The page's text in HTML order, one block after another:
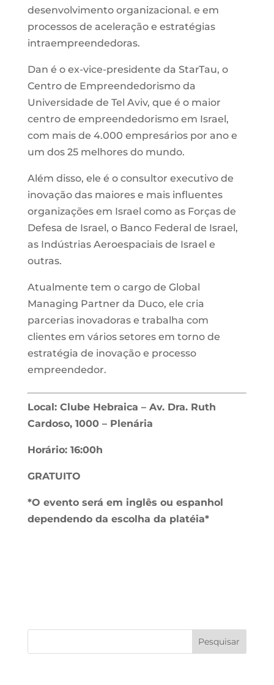
desenvolvimento organizacional. e em
processos de aceleração e estratégias
intraempreendedoras.
Dan é o ex-vice-presidente da StarTau, o
Centro de Empreendedorismo da
Universidade de Tel Aviv, que é o maior
centro de empreendedorismo em Israel,
com mais de 4.000 empresários por ano e
um dos 25 melhores do mundo.
Além disso, ele é o consultor executivo de
inovação das maiores e mais influentes
organizações em Israel como as Forças de
Defesa de Israel, o Banco Federal de Israel,
as Indústrias Aeroespaciais de Israel e
outras.
Atualmente tem o cargo de Global
Managing Partner da Duco, ele cria
parcerias inovadoras e trabalha com
clientes em vários setores em torno de
estratégia de inovação e processo
empreendedor.
Local: Clube Hebraica – Av. Dra. Ruth
Cardoso, 1000 – Plenária
Horário: 16:00h
GRATUITO
*O evento será em inglês ou espanhol
dependendo da escolha da platéia*